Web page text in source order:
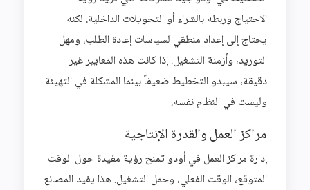
الاحتياج وربطه بالشراء أو التحويلات الداخلية. لكنه
يحتاج إلى إعداد منطقي لسياسات إعادة الطلب، ومهل
التوريد، وأزمنة التشغيل. إذا كانت هذه المعايير غير
دقيقة، سيبدو التخطيط ضعيفاً بينما المشكلة في التهيئة
وليست في النظام نفسه.
مراكز العمل والقدرة الإنتاجية
إدارة مراكز العمل في أودو تمنح رؤية مفيدة حول الوقت
المتوقع، الوقت الفعلي، وحمل التشغيل. هذا يفيد المصانع